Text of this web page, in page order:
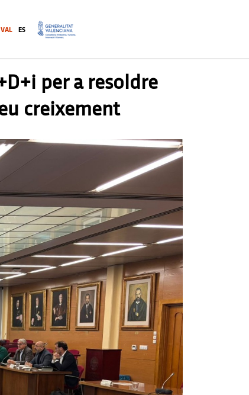
.
VAL ES
per a resoldre
creixement